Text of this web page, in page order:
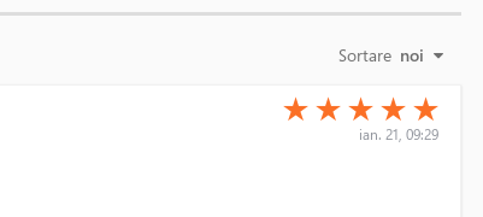
Sortare noi
(*)
★ (*)
★ (*)
★ (*)
★ (*)
★
ian. 21, 09:29